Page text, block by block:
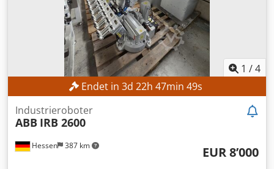
Luftfeuchtigkeit: max. 95 % Dsdpfx Apeznh T Eeqekr
Geräuschpegel: < 70 dB(A) Emission: EMC/EMI-abgeschirmt
Betriebsstunden: 6.000 h
1 /4
Endet in 3d 22h 47min 47s
Hessen 387 km
Industrieroboter
ABB IRB 2600
EUR 8’000